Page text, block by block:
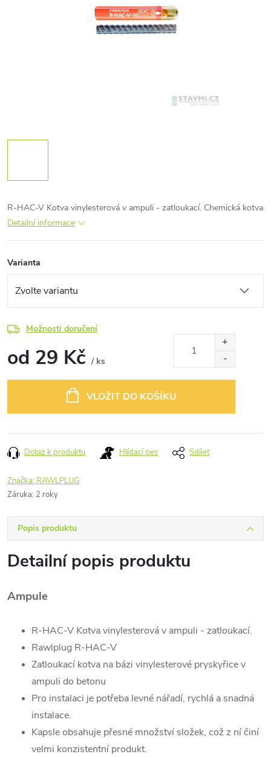
R-HAC-V Kotva vinylesterová v ampuli - zatloukací. Chemická kotva
Detailní informace
Varianta
Možnosti doručení
od 29 Kč / ks
VLOŽIT DO KOŠÍKU
Dotaz k produktu Hlídací pes Sdílet
Značka: RAWLPLUG
Záruka: 2 roky
Popis produktu
Detailní popis produktu
Ampule
R-HAC-V Kotva vinylesterová v ampuli - zatloukací.
Rawlplug R-HAC-V
Zatloukací kotva na bázi vinylesterové pryskyřice v
ampuli do betonu
Pro instalaci je potřeba levné nářadí, rychlá a snadná
instalace.
Kapsle obsahuje přesné množství složek, což z ní činí
velmi konzistentní produkt.